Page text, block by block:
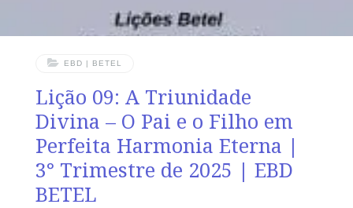
EBD | BETEL
Lição 09: A Triunidade
Divina – O Pai e o Filho em
Perfeita Harmonia Eterna |
3° Trimestre de 2025 | EBD
BETEL